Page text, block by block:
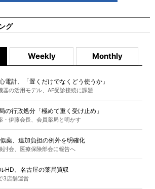
グ
Weekly Monthly
電計、「置くだけでなくどう使うか」
器の活用モデル、AF受診接続に課題
の行政処分「極めて重く受け止め」
・伊藤会長、会員薬局と明かす
薬、追加負担の例外を明確化
討会、医療保険部会に報告へ
HD、名古屋の薬局買収
3店舗運営